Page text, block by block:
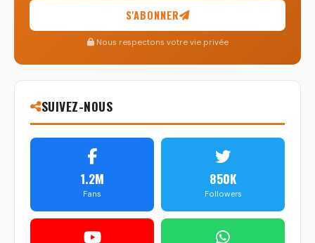
S'ABONNER
Nous respectons votre vie privée
SUIVEZ-NOUS
1.2M
Fans
850K
Followers